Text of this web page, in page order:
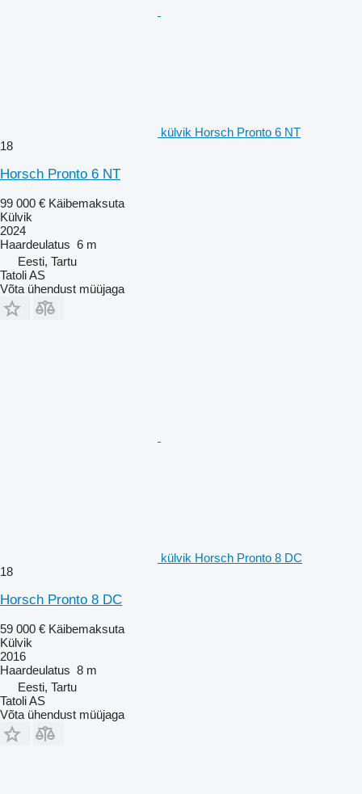
külvik Horsch Pronto 6 NT
18
Horsch Pronto 6 NT
99 000 € Käibemaksuta
Külvik
2024
Haardeulatus 6 m
Eesti, Tartu
Tatoli AS
Võta ühendust müüjaga
külvik Horsch Pronto 8 DC
18
Horsch Pronto 8 DC
59 000 € Käibemaksuta
Külvik
2016
Haardeulatus 8 m
Eesti, Tartu
Tatoli AS
Võta ühendust müüjaga